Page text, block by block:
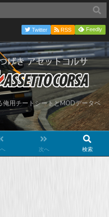
用チートシートとMODデータベ
次へ 検索
Twitter RSS Feedly